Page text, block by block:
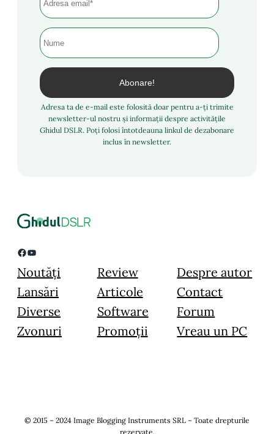
Adresa ta de e-mail este folosită doar pentru a-ți trimite
newsletter-ul nostru și informații despre activitățile
Ghidul DSLR. Poți folosi întotdeauna linkul de dezabonare
inclus în newsletter.
Facebook YouTube
Noutăți
Lansări
Diverse
Zvonuri
Review
Articole
Software
Promoții
Despre autor
Contact
Forum
Vreau un PC
© 2015 – 2024 Image Blogging Instruments SRL – Toate drepturile
rezervate.